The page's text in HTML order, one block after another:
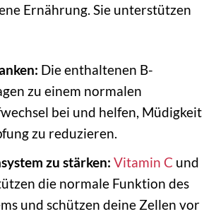
Ernährung. Sie unterstützen
Die enthaltenen B-
zu einem normalen
bei und helfen, Müdigkeit
zu reduzieren.
zu stärken: Vitamin C und
die normale Funktion des
und schützen deine Zellen vor